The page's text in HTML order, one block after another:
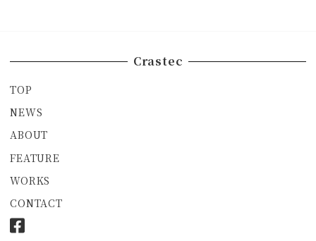
Crastec
TOP
NEWS
ABOUT
FEATURE
WORKS
CONTACT